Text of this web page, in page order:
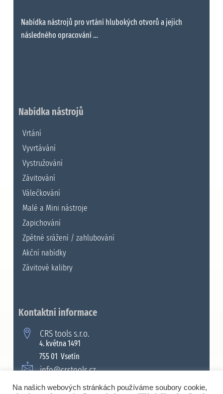
Nabídka nástrojů pro vrtání hlubokých otvorů a jejich
následného opracování …
Nabídka nástrojů
Vrtání
Vyvrtávání
Vystružování
Závitování
Válečkování
Malé a Mini nástroje
Zapichování
Zpětné srážení / zahlubování
Akční nabídky
Závitové kalibry
Kontaktní informace
CRS tools s.r.o.
4. května 1491
755 01 Vsetín
info@crstools.cz
+420 571 990 315
Na našich webových stránkách používáme soubory cookie,